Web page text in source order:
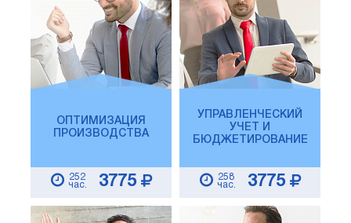
ОПТИМИЗАЦИЯ
ПРОИЗВОДСТВА
252
час.
3775
УПРАВЛЕНЧЕСКИЙ
УЧЕТ И
БЮДЖЕТИРОВАНИЕ
258
час.
3775